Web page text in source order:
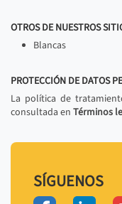
OTROS DE NUESTROS
Blancas
PROTECCIÓN DE DATOS
La política de
consultada en Términos
SÍGUENOS